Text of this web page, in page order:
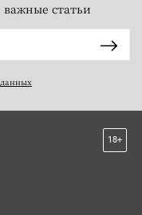
статьи
18+